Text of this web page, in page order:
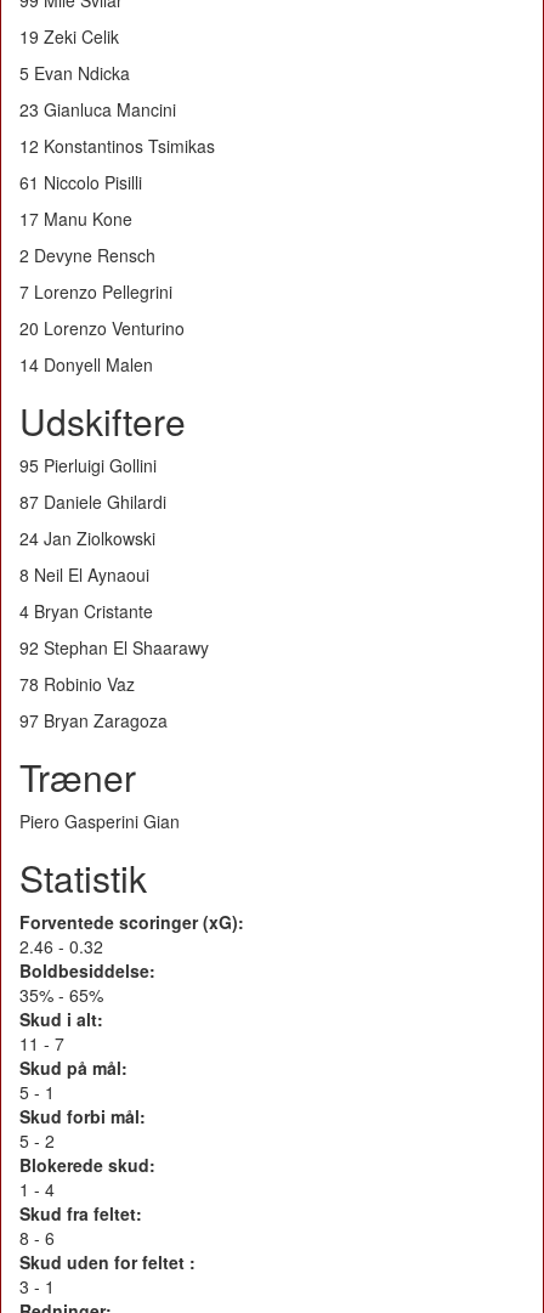
19 Zeki Celik
5 Evan Ndicka
23 Gianluca Mancini
12 Konstantinos Tsimikas
61 Niccolo Pisilli
17 Manu Kone
2 Devyne Rensch
7 Lorenzo Pellegrini
20 Lorenzo Venturino
14 Donyell Malen
Udskiftere
95 Pierluigi Gollini
87 Daniele Ghilardi
24 Jan Ziolkowski
8 Neil El Aynaoui
4 Bryan Cristante
92 Stephan El Shaarawy
78 Robinio Vaz
97 Bryan Zaragoza
Træner
Piero Gasperini Gian
Statistik
Forventede scoringer (xG):
2.46 - 0.32
Boldbesiddelse:
35% - 65%
Skud i alt:
11 - 7
Skud på mål:
5 - 1
Skud forbi mål:
5 - 2
Blokerede skud:
1 - 4
Skud fra feltet:
8 - 6
Skud uden for feltet :
3 - 1